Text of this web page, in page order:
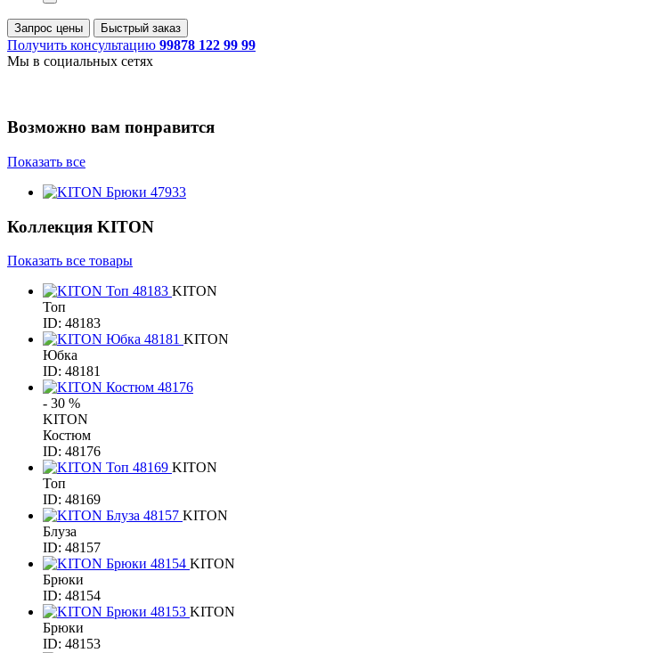
Запрос цены Быстрый заказ
Получить консультацию 99878 122 99 99
Мы в социальных сетях
Возможно вам понравится
Показать все
Коллекция KITON
Показать все товары
KITON
Топ
ID: 48183
KITON
Юбка
ID: 48181
- 30 %
KITON
Костюм
ID: 48176
KITON
Топ
ID: 48169
KITON
Блуза
ID: 48157
KITON
Брюки
ID: 48154
KITON
Брюки
ID: 48153